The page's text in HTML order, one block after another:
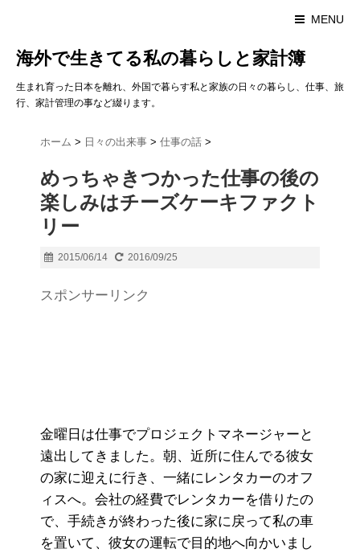
MENU
海外で生きてる私の暮らしと家計簿
生まれ育った日本を離れ、外国で暮らす私と家族の日々の暮らし、仕事、旅
行、家計管理の事など綴ります。
ホーム > 日々の出来事 > 仕事の話 >
めっちゃきつかった仕事の後の
楽しみはチーズケーキファクト
リー
2015/06/14 2016/09/25
スポンサーリンク
金曜日は仕事でプロジェクトマネージャーと
遠出してきました。朝、近所に住んでる彼女
の家に迎えに行き、一緒にレンタカーのオフ
ィスへ。会社の経費でレンタカーを借りたの
で、手続きが終わった後に家に戻って私の車
を置いて、彼女の運転で目的地へ向かいまし